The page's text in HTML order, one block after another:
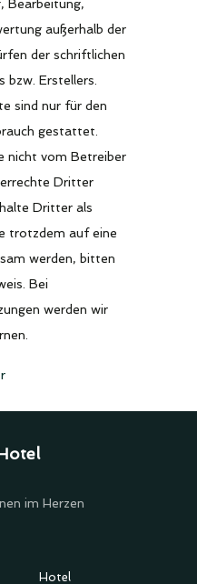
Bearbeitung,
außerhalb der
der schriftlichen
bzw. Erstellers.
sind nur für den
gestattet.
nicht vom Betreiber
Dritter
Dritter als
trotzdem auf eine
werden, bitten
Bei
werden wir
im Herzen
Hotel